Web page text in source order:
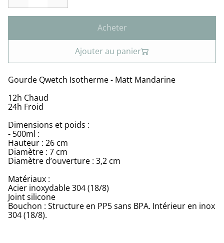
Acheter
Ajouter au panier
Gourde Qwetch Isotherme - Matt Mandarine
12h Chaud
24h Froid
Dimensions et poids :
- 500ml :
Hauteur : 26 cm
Diamètre : 7 cm
Diamètre d’ouverture : 3,2 cm
Matériaux :
Acier inoxydable 304 (18/8)
Joint silicone
Bouchon : Structure en PP5 sans BPA. Intérieur en inox
304 (18/8).